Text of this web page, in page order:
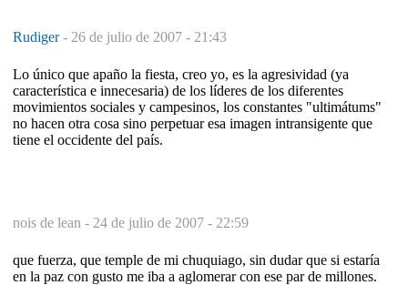
Rudiger- 26 de julio de 2007 - 21:43
Lo único que apaño la fiesta, creo yo, es la agresividad (ya
característica e innecesaria) de los líderes de los diferentes
movimientos sociales y campesinos, los constantes "ultimátums"
no hacen otra cosa sino perpetuar esa imagen intransigente que
tiene el occidente del país.
nois de lean - 24 de julio de 2007 - 22:59
que fuerza, que temple de mi chuquiago, sin dudar que si estaría
en la paz con gusto me iba a aglomerar con ese par de millones.